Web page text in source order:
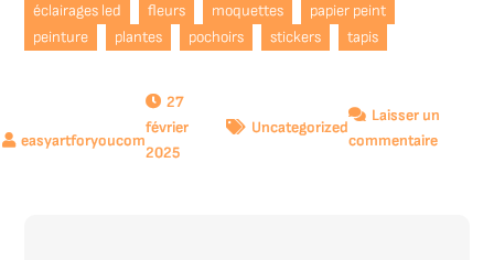
éclairages led
fleurs moquettes
papier peint
peinture
plantes pochoirs stickers tapis
27
février
2025
Uncategorized
Laisser un
commentairesur